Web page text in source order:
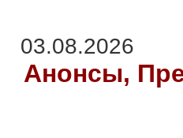
03.08.2026
Анонсы,